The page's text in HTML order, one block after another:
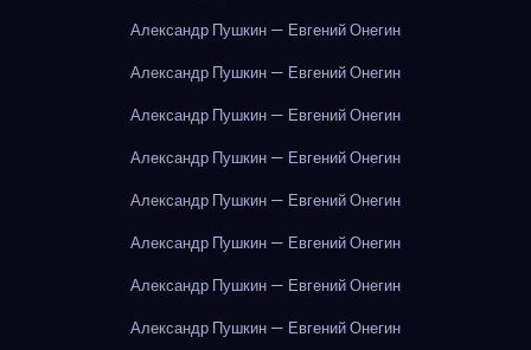
Александр Пушкин — Евгений Онегин
Александр Пушкин — Евгений Онегин
Александр Пушкин — Евгений Онегин
Александр Пушкин — Евгений Онегин
Александр Пушкин — Евгений Онегин
Александр Пушкин — Евгений Онегин
Александр Пушкин — Евгений Онегин
Александр Пушкин — Евгений Онегин